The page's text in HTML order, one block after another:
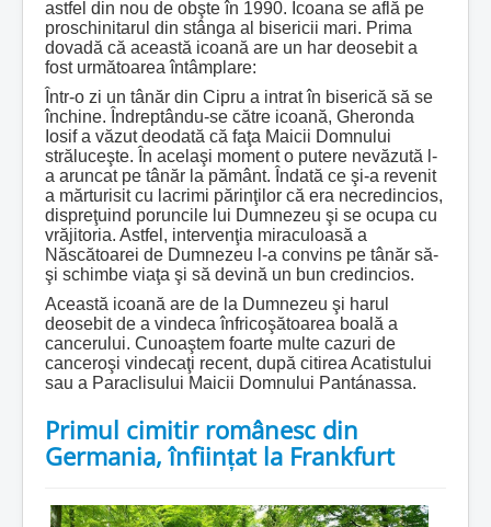
astfel din nou de obşte în 1990. Icoana se află pe
proschinitarul din stânga al bisericii mari. Prima
dovadă că această icoană are un har deosebit a
fost următoarea întâmplare:
Într-o zi un tânăr din Cipru a intrat în biserică să se
închine. Îndreptându-se către icoană, Gheronda
Iosif a văzut deodată că faţa Maicii Domnului
străluceşte. În acelaşi moment o putere nevăzută l-
a aruncat pe tânăr la pământ. Îndată ce şi-a revenit
a mărturisit cu lacrimi părinţilor că era necredincios,
dispreţuind poruncile lui Dumnezeu şi se ocupa cu
vrăjitoria. Astfel, intervenţia miraculoasă a
Născătoarei de Dumnezeu l-a convins pe tânăr să-
şi schimbe viaţa şi să devină un bun credincios.
Această icoană are de la Dumnezeu şi harul
deosebit de a vindeca înfricoşătoarea boală a
cancerului. Cunoaştem foarte multe cazuri de
canceroşi vindecaţi recent, după citirea Acatistului
sau a Paraclisului Maicii Domnului Pantánassa.
Primul cimitir românesc din
Germania, înființat la Frankfurt